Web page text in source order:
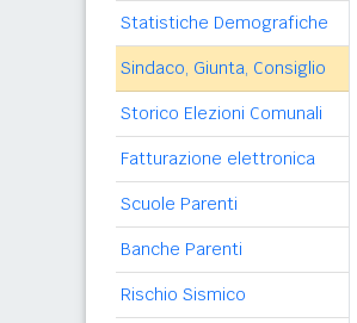
Statistiche Demografiche
Sindaco, Giunta, Consiglio
Storico Elezioni Comunali
Fatturazione elettronica
Scuole Parenti
Banche Parenti
Rischio Sismico